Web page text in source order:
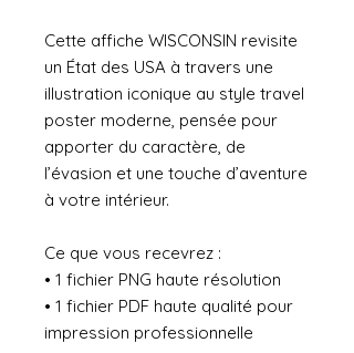
Cette affiche WISCONSIN revisite
un État des USA à travers une
illustration iconique au style travel
poster moderne, pensée pour
apporter du caractère, de
l’évasion et une touche d’aventure
à votre intérieur.
Ce que vous recevrez :
• 1 fichier PNG haute résolution
• 1 fichier PDF haute qualité pour
impression professionnelle